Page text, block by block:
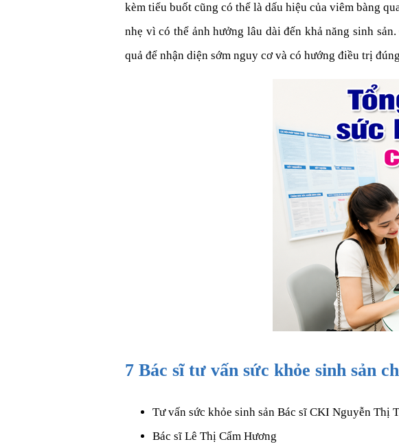
kèm tiểu buốt cũng có thể là dấu hiệu của viêm bàng
nhẹ vì có thể ảnh hưởng lâu dài đến khả năng sinh
quả để nhận diện sớm nguy cơ và có hướng điều trị
7 Bác sĩ tư vấn sức khỏe sinh sản
Tư vấn sức khỏe sinh sản Bác sĩ CKI Nguyễn Thị
Bác sĩ Lê Thị Cẩm Hương